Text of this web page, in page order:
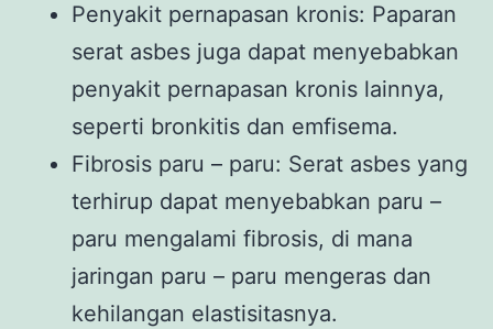
Penyakit pernapasan kronis: Paparan
serat asbes juga dapat menyebabkan
penyakit pernapasan kronis lainnya,
seperti bronkitis dan emfisema.
Fibrosis paru – paru: Serat asbes yang
terhirup dapat menyebabkan paru –
paru mengalami fibrosis, di mana
jaringan paru – paru mengeras dan
kehilangan elastisitasnya.